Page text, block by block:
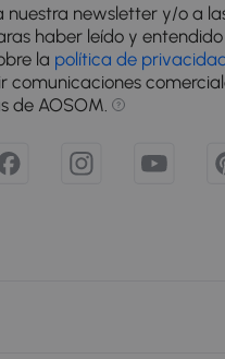
nuestra newsletter y/o a
haber leído y
la política de
comunicaciones
de AOSOM.